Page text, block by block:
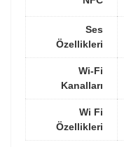
Ses
Özellikleri
Wi-Fi
Kanalları
Wi Fi
Özellikleri